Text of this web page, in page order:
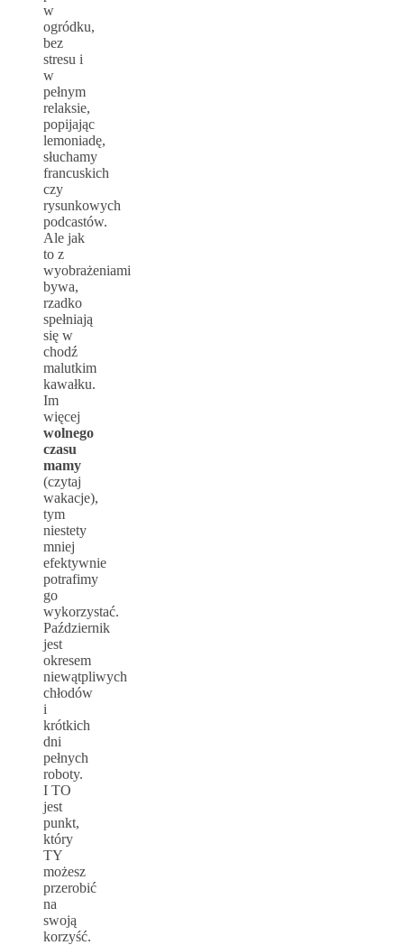
w
ogródku,
bez
stresu i
w
pełnym
relaksie,
popijając
lemoniadę,
słuchamy
francuskich
czy
rysunkowych
podcastów.
Ale jak
to z
wyobrażeniami
bywa,
rzadko
spełniają
się w
chodź
malutkim
kawałku.
Im
więcej
wolnego
czasu
mamy
(czytaj
wakacje),
tym
niestety
mniej
efektywnie
potrafimy
go
wykorzystać.
Październik
jest
okresem
niewątpliwych
chłodów
i
krótkich
dni
pełnych
roboty.
I TO
jest
punkt,
który
TY
możesz
przerobić
na
swoją
korzyść.